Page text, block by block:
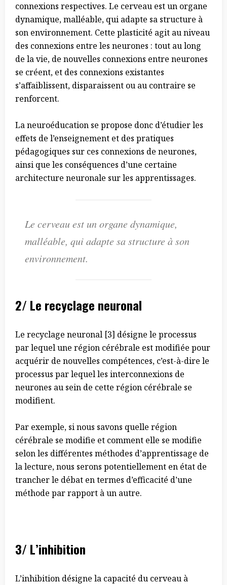
connexions respectives. Le cerveau est un organe
dynamique, malléable, qui adapte sa structure à
son environnement. Cette plasticité agit au niveau
des connexions entre les neurones : tout au long
de la vie, de nouvelles connexions entre neurones
se créent, et des connexions existantes
s’affaiblissent, disparaissent ou au contraire se
renforcent.
La neuroéducation se propose donc d’étudier les
effets de l’enseignement et des pratiques
pédagogiques sur ces connexions de neurones,
ainsi que les conséquences d’une certaine
architecture neuronale sur les apprentissages.
Le cerveau est un organe dynamique,
malléable, qui adapte sa structure à son
environnement.
2/ Le recyclage neuronal
Le recyclage neuronal [3] désigne le processus
par lequel une région cérébrale est modifiée pour
acquérir de nouvelles compétences, c’est-à-dire le
processus par lequel les interconnexions de
neurones au sein de cette région cérébrale se
modifient.
Par exemple, si nous savons quelle région
cérébrale se modifie et comment elle se modifie
selon les différentes méthodes d’apprentissage de
la lecture, nous serons potentiellement en état de
trancher le débat en termes d’efficacité d’une
méthode par rapport à un autre.
3/ L’inhibition
L’inhibition désigne la capacité du cerveau à